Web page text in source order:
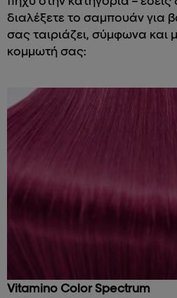
διαλέξετε το σαμπουάν για
σας ταιριάζει, σύμφωνα και
κομμωτή σας:
Vitamino Color Spectrum